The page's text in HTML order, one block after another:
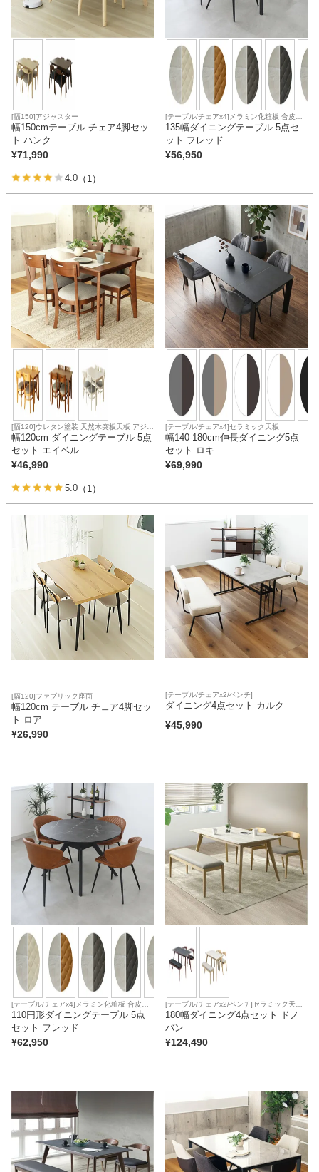
ガーデン
タワー
[幅150]アジャスター
幅150cmテーブル チェア4脚セッ
ト ハンク
¥71,990
4.0 （1）
[テーブル/チェアx4]メラミン化粧板 合皮座
面
135幅ダイニングテーブル 5点セ
ット フレッド
¥56,950
[幅120]ウレタン塗装 天然木突板天板 アジャ
スター ファブリック座面
幅120cm ダイニングテーブル 5点
セット エイベル
¥46,990
5.0 （1）
[テーブル/チェアx4]セラミック天板
幅140-180cm伸長ダイニング5点
セット ロキ
¥69,990
[幅120]ファブリック座面
幅120cm テーブル チェア4脚セッ
ト ロア
¥26,990
[テーブル/チェアx2/ベンチ]
ダイニング4点セット カルク
¥45,990
[テーブル/チェアx4]メラミン化粧板 合皮座
面
110円形ダイニングテーブル 5点
セット フレッド
¥62,950
[テーブル/チェアx2/ベンチ]セラミック天板
合皮座面
180幅ダイニング4点セット ドノ
バン
¥124,490